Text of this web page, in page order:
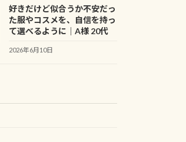
好きだけど似合うか不安だっ
た服やコスメを、自信を持っ
て選べるように｜A様 20代
2026年6月10日